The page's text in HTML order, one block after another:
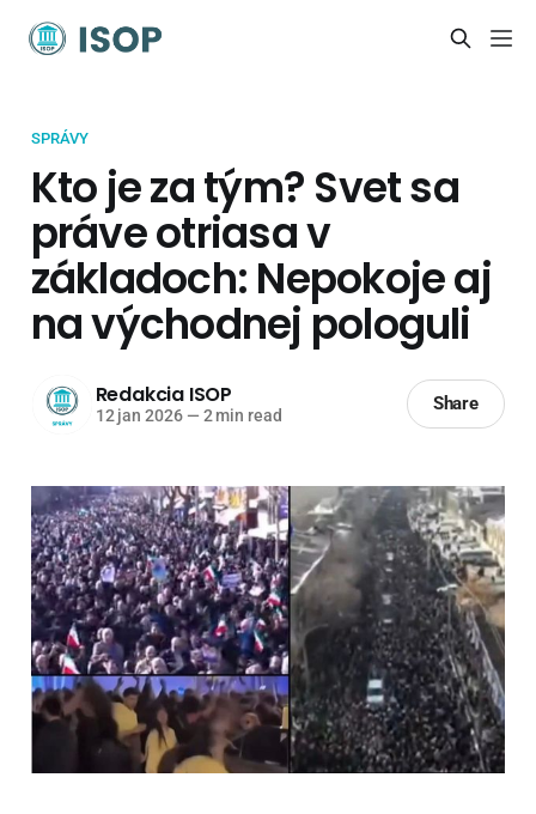
SPRÁVY
Kto je za tým? Svet sa
práve otriasa v
základoch: Nepokoje aj
na východnej pologuli
Redakcia ISOP
12 jan 2026 — 2 min read
Share